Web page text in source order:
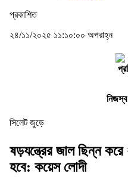
প্রকাশিত
২৪/১১/২০২৫ ১১:১০:০০ অপরাহ্ন
সিলেট জুড়ে
ষড়যন্ত্রের জাল ছিন্ন করে
হবে: কয়েস লোদী